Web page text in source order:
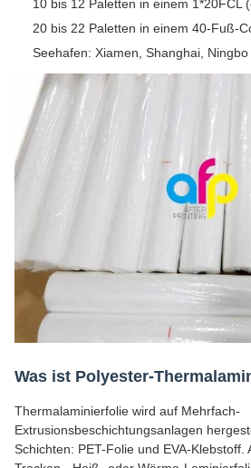
10 bis 12 Paletten in einem 1*20FCL
20 bis 22 Paletten in einem 40-Fuß-
Seehafen: Xiamen, Shanghai, Ningbo
Was ist Polyester-
Thermalaminierfolie wird auf Mehrfach-
Extrusionsbeschichtungsanlagen
Schichten: PET-Folie und EVA-Klebstoff.